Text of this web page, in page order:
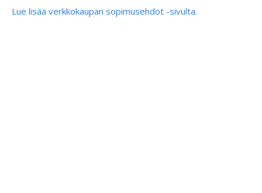
Lue lisää verkkokaupan sopimusehdot -sivulta.